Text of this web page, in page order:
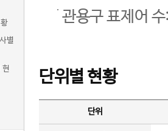
별
현
관용구 표제어
단위별 현황
단위